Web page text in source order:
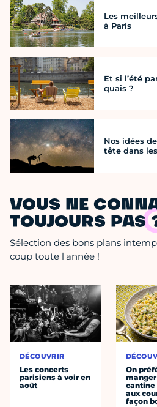
Les
à Paris
Et si l’été
quais ?
Nos idées
tête dans
VOUS NE
TOUJOURS PAS
Sélection des bons plans
coup toute l'année !
DÉCOUVRIR
Les concerts
parisiens à voir en
août
On
manger
cantine
aux
façon